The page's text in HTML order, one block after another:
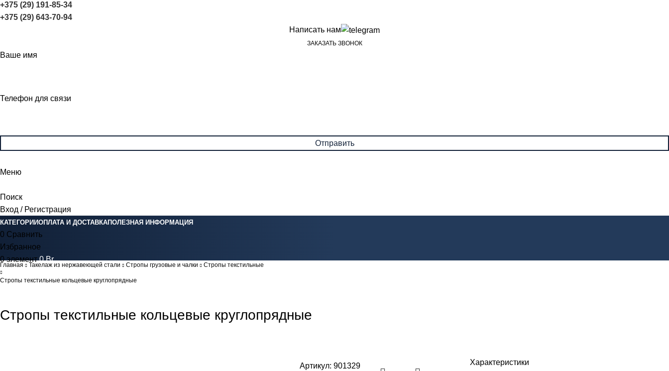
+375 (29) 191-85-34
+375 (29) 643-70-94
Написать нам
ЗАКАЗАТЬ ЗВОНОК
Ваше имя
Телефон для связи
Меню
Поиск
Вход / Регистрация
КАТЕГОРИИОПЛАТА И ДОСТАВКАПОЛЕЗНАЯ ИНФОРМАЦИЯ
0 Сравнить
Избранное
0элемент 0Br
Главная Такелаж из нержавеющей стали Стропы грузовые и чалки Стропы текстильные
Стропы текстильные кольцевые круглопрядные
Стропы текстильные кольцевые круглопрядные
Артикул:901329 Характеристики